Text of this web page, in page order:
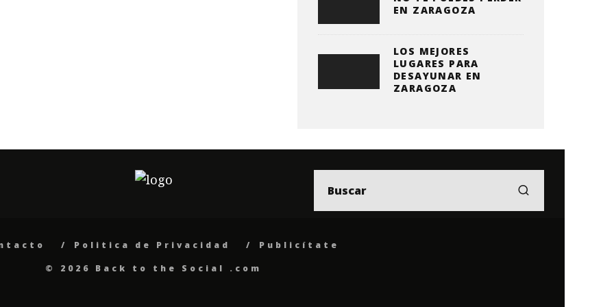
EN ZARAGOZA
LOS MEJORES
LUGARES PARA
DESAYUNAR EN
ZARAGOZA
Politica de Privacidad
Publicítate
© 2026 Back to the Social .com